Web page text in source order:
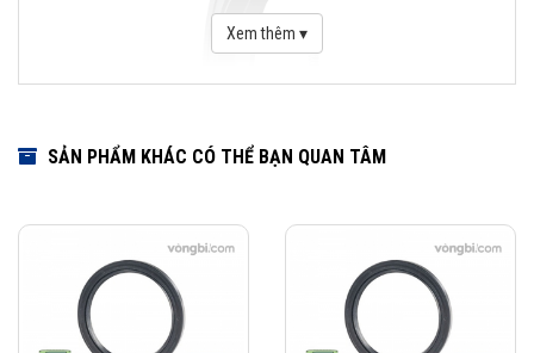
Download Catalogue Phớt chặn dầu SKF
Xem thêm ▾
SẢN PHẨM KHÁC CÓ THỂ BẠN QUAN TÂM